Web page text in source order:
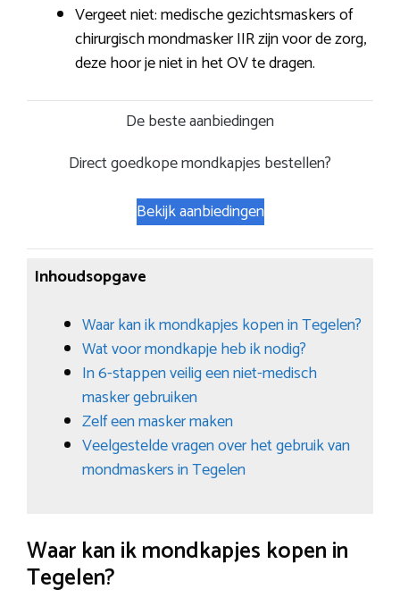
Vergeet niet: medische gezichtsmaskers of
chirurgisch mondmasker IIR zijn voor de zorg,
deze hoor je niet in het OV te dragen.
De beste aanbiedingen
Direct goedkope mondkapjes bestellen?
Bekijk aanbiedingen
Inhoudsopgave
Waar kan ik mondkapjes kopen in Tegelen?
Wat voor mondkapje heb ik nodig?
In 6-stappen veilig een niet-medisch
masker gebruiken
Zelf een masker maken
Veelgestelde vragen over het gebruik van
mondmaskers in Tegelen
Waar kan ik mondkapjes kopen in
Tegelen?